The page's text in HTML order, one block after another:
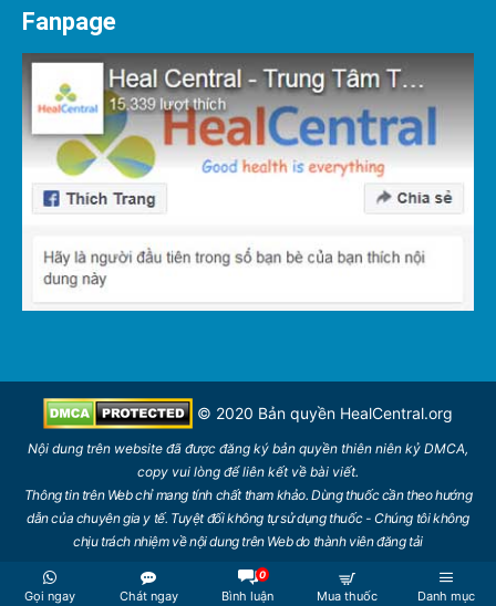
Fanpage
© 2020 Bản quyền HealCentral.org
Nội dung trên website đã được đăng ký bản quyền thiên niên kỷ DMCA,
copy vui lòng đểliên kếtvề bài viết.
Thông tin trên Web chỉ mang tính chất tham khảo. Dùng thuốc cần theo hướng
dẫn của chuyên gia y tế. Tuyệt đối không tự sử dụng thuốc - Chúng tôi không
chịu trách nhiệm về nội dung trên Web do thành viên đăng tải
Gọi ngay Chát ngay
0
Bình luận Mua thuốc Danh mục